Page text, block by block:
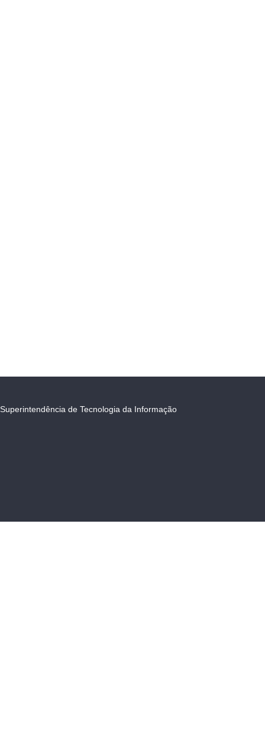
Superintendência de Tecnologia da Informação